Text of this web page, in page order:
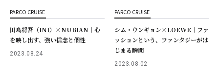
PARCO CRUISE
田島将吾（INI）×NUBIAN｜心
を映し出す、強い信念と個性
2023.08.24
PARCO CRUISE
シム・ウンギョン×LOEWE｜ファ
ッションという、ファンタジーがは
じまる瞬間
2023.08.02